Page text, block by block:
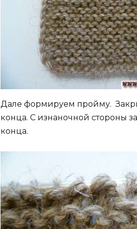
Дале формируем пройму.
конца. С изнаночной стороны
конца.